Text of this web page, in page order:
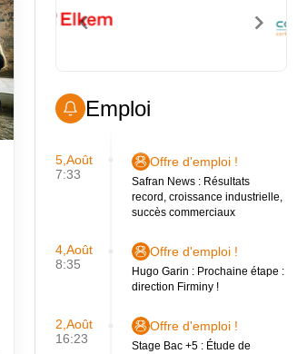
Emploi
5,Août
7:33
Offre d'emploi !
Safran News : Résultats
record, croissance industrielle,
succès commerciaux
4,Août
8:35
Offre d'emploi !
Hugo Garin : Prochaine étape :
direction Firminy !
2,Août
16:23
Offre d'emploi !
Stage Bac +5 : Étude de